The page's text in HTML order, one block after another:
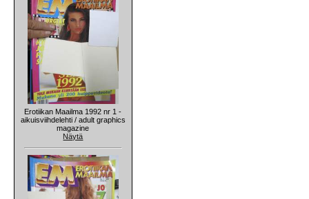
Erotiikan Maailma 1992 nr 1 -
aikuisviihdelehti / adult graphics
magazine
Näytä